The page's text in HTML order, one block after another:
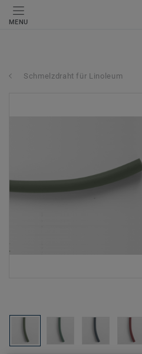
MENU
Schmelzdraht für Linoleum